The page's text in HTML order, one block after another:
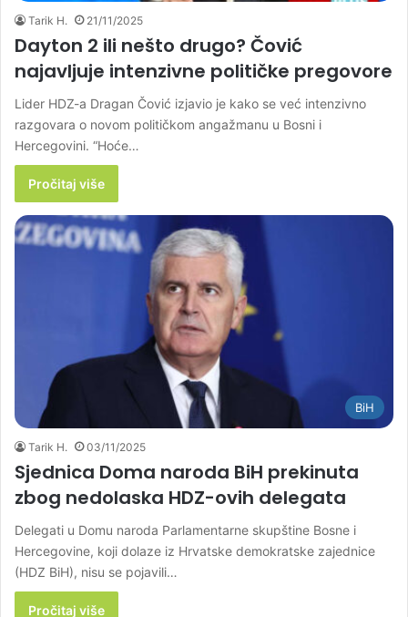
Tarik H. 21/11/2025
Dayton 2 ili nešto drugo? Čović
najavljuje intenzivne političke pregovore
Lider HDZ-a Dragan Čović izjavio je kako se već intenzivno
razgovara o novom političkom angažmanu u Bosni i
Hercegovini. “Hoće…
Pročitaj više
BiH
Tarik H. 03/11/2025
Sjednica Doma naroda BiH prekinuta
zbog nedolaska HDZ-ovih delegata
Delegati u Domu naroda Parlamentarne skupštine Bosne i
Hercegovine, koji dolaze iz Hrvatske demokratske zajednice
(HDZ BiH), nisu se pojavili…
Pročitaj više